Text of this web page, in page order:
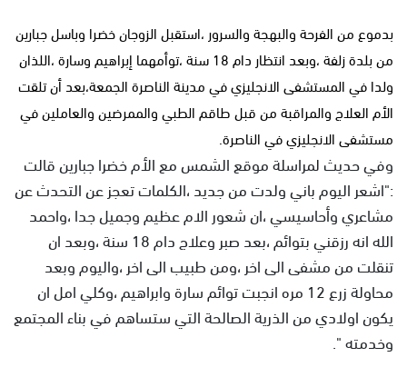
بدموع من الفرحة والبهجة والسرور ،استقبل الزوجان خضرا وباسل جبارين
من بلدة زلفة ،وبعد انتظار دام 18 سنة ،توأمهما إبراهيم وسارة ،اللذان
ولدا في المستشفى الانجليزي في مدينة الناصرة الجمعة،بعد أن تلقت
الأم العلاج والمراقبة من قبل طاقم الطبي والممرضين والعاملين في
مستشفى الانجليزي في الناصرة.
وفي حديث لمراسلة موقع الشمس مع الأم خضرا جبارين قالت
:"اشعر اليوم باني ولدت من جديد ،الكلمات تعجز عن التحدث عن
مشاعري وأحاسيسي ،ان شعور الام عظيم وجميل جدا ،واحمد
الله انه رزقني بتوائم ،بعد صبر وعلاج دام 18 سنة ،وبعد ان
تنقلت من مشفى الى اخر ،ومن طبيب الى اخر ،واليوم وبعد
محاولة زرع 12 مره انجبت توائم سارة وابراهيم ،وكلي امل ان
يكون اولادي من الذرية الصالحة التي ستساهم في بناء المجتمع
وخدمته ".